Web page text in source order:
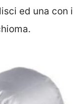
ed una con i